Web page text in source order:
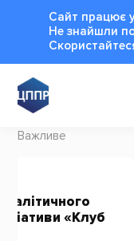
Сайт працює
Не знайшли
Важливе
Аналіз
України